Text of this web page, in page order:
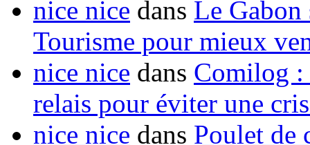
nice nice dans Le Gabon
Tourisme pour mieux
nice nice dans Comilog :
relais pour éviter une
nice nice dans Poulet de